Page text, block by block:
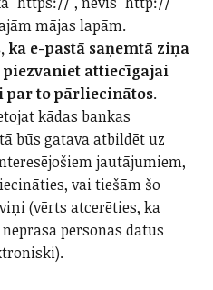
mājas lapām.
ka e-pastā saņemtā ziņa
attiecīgajai
to pārliecinātos.
kādas bankas
būs gatava atbildēt uz
jautājumiem,
vai tiešām šo
(vērts atcerēties, ka
neprasa personas datus